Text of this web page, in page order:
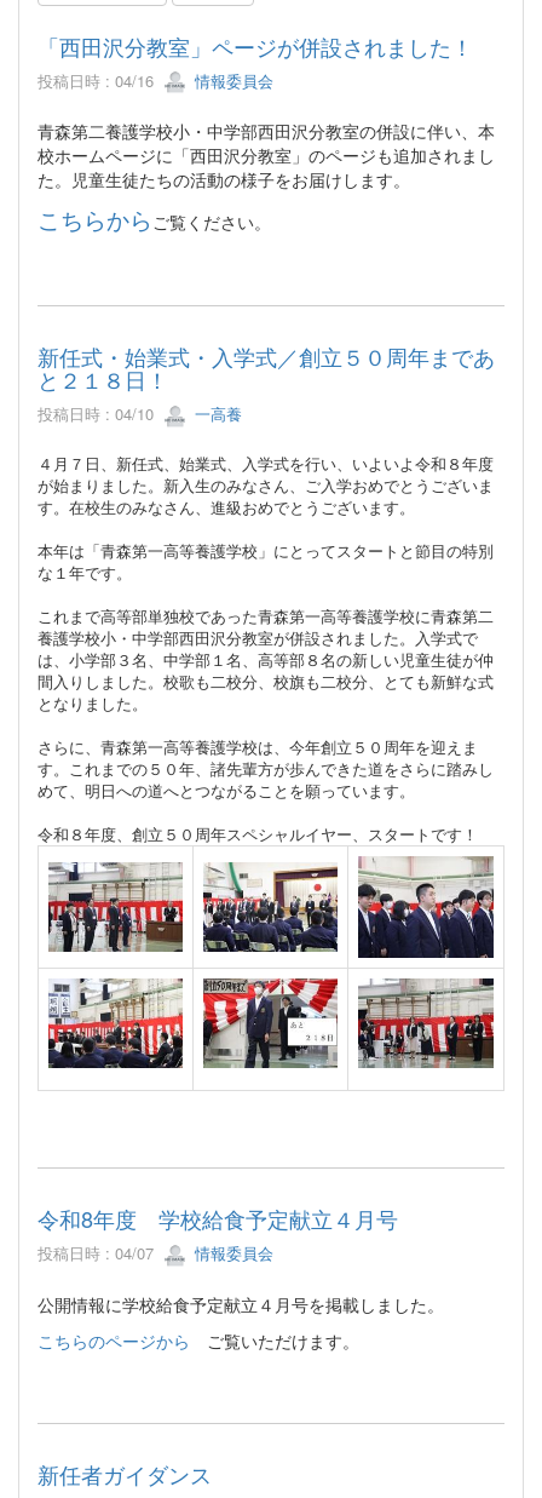
「西田沢分教室」ページが併設されました！
投稿日時 : 04/16 情報委員会
青森第二養護学校小・中学部西田沢分教室の併設に伴い、本
校ホームページに「西田沢分教室」のページも追加されまし
た。児童生徒たちの活動の様子をお届けします。
こちらから ご覧ください。
新任式・始業式・入学式／創立５０周年まであ
と２１８日！
投稿日時 : 04/10 一高養
４月７日、新任式、始業式、入学式を行い、いよいよ令和８年度
が始まりました。新入生のみなさん、ご入学おめでとうございま
す。在校生のみなさん、進級おめでとうございます。
本年は「青森第一高等養護学校」にとってスタートと節目の特別
な１年です。
これまで高等部単独校であった青森第一高等養護学校に青森第二
養護学校小・中学部西田沢分教室が併設されました。入学式で
は、小学部３名、中学部１名、高等部８名の新しい児童生徒が仲
間入りしました。校歌も二校分、校旗も二校分、とても新鮮な式
となりました。
さらに、青森第一高等養護学校は、今年創立５０周年を迎えま
す。これまでの５０年、諸先輩方が歩んできた道をさらに踏みし
めて、明日への道へとつながることを願っています。
令和８年度、創立５０周年スペシャルイヤー、スタートです！
令和8年度 学校給食予定献立４月号
投稿日時 : 04/07 情報委員会
公開情報に学校給食予定献立４月号を掲載しました。
こちらのページから ご覧いただけます。
新任者ガイダンス